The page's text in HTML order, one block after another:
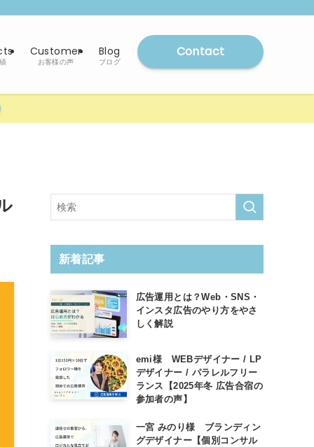
Customer
お客様の声
Blog
ブログ
Contact
新着記事
広告運用とは？Web・SNS・
インスタ広告のやり方をやさ
しく解説
emi様 WEBデザイナー / LP
デザイナー / パラレルフリー
ランス【2025年冬 広告合宿の
参加者の声】
一宮 みのり様 ブランディン
グデザイナー【個別コンサル